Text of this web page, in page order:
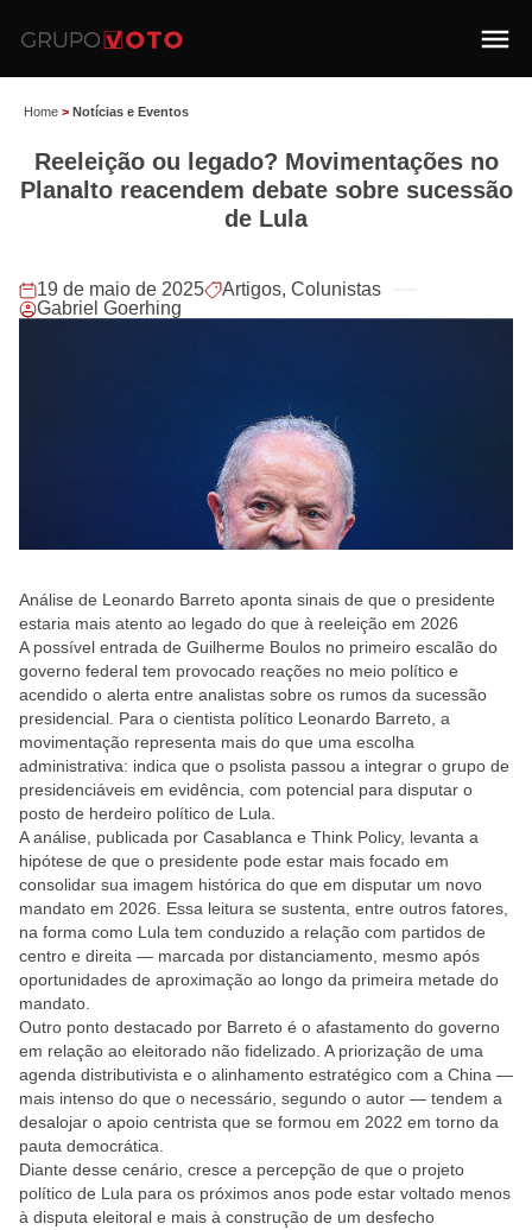
Home > Notícias e Eventos
Reeleição ou legado? Movimentações no
Planalto reacendem debate sobre sucessão
de Lula
19 de maio de 2025 Artigos, Colunistas
Gabriel Goerhing
Análise de Leonardo Barreto aponta sinais de que o presidente
estaria mais atento ao legado do que à reeleição em 2026
A possível entrada de Guilherme Boulos no primeiro escalão do
governo federal tem provocado reações no meio político e
acendido o alerta entre analistas sobre os rumos da sucessão
presidencial. Para o cientista político Leonardo Barreto, a
movimentação representa mais do que uma escolha
administrativa: indica que o psolista passou a integrar o grupo de
presidenciáveis em evidência, com potencial para disputar o
posto de herdeiro político de Lula.
A análise, publicada por Casablanca e Think Policy, levanta a
hipótese de que o presidente pode estar mais focado em
consolidar sua imagem histórica do que em disputar um novo
mandato em 2026. Essa leitura se sustenta, entre outros fatores,
na forma como Lula tem conduzido a relação com partidos de
centro e direita — marcada por distanciamento, mesmo após
oportunidades de aproximação ao longo da primeira metade do
mandato.
Outro ponto destacado por Barreto é o afastamento do governo
em relação ao eleitorado não fidelizado. A priorização de uma
agenda distributivista e o alinhamento estratégico com a China —
mais intenso do que o necessário, segundo o autor — tendem a
desalojar o apoio centrista que se formou em 2022 em torno da
pauta democrática.
Diante desse cenário, cresce a percepção de que o projeto
político de Lula para os próximos anos pode estar voltado menos
à disputa eleitoral e mais à construção de um desfecho